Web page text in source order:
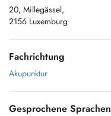
20, Millegässel,
2156 Luxemburg
Fachrichtung
Akupunktur
Gesprochene Sprachen